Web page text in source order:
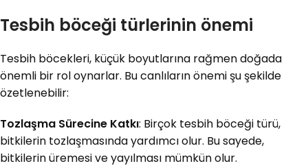
Tesbih böceği türlerinin önemi
Tesbih böcekleri, küçük boyutlarına rağmen doğada
önemli bir rol oynarlar. Bu canlıların önemi şu şekilde
özetlenebilir:
Tozlaşma Sürecine Katkı: Birçok tesbih böceği türü,
bitkilerin tozlaşmasında yardımcı olur. Bu sayede,
bitkilerin üremesi ve yayılması mümkün olur.